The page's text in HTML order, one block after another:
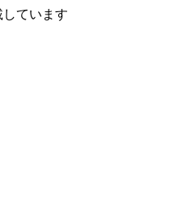
ています